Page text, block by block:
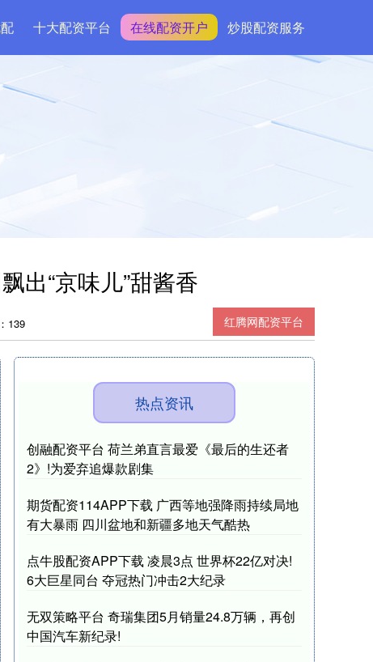
十大配资平台 在线配资开户 炒股配资服务
出“京味儿”甜酱香
红腾网配资平台
139
热点资讯
创融配资平台 荷兰弟直言最爱《最后的生还者
2》!为爱弃追爆款剧集
期货配资114APP下载 广西等地强降雨持续局地
有大暴雨 四川盆地和新疆多地天气酷热
点牛股配资APP下载 凌晨3点 世界杯22亿对决!
6大巨星同台 夺冠热门冲击2大纪录
无双策略平台 奇瑞集团5月销量24.8万辆，再创
中国汽车新纪录!